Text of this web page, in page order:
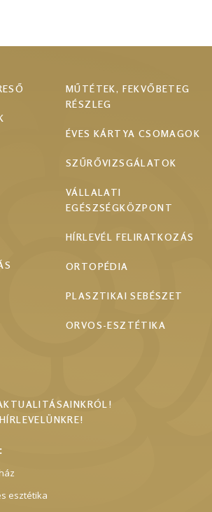
MŰTÉTEK, FEKVŐBETEG
RÉSZLEG
ÉVES KÁRTYA CSOMAGOK
SZŰRŐVIZSGÁLATOK
VÁLLALATI
EGÉSZSÉGKÖZPONT
HÍRLEVÉL FELIRATKOZÁS
ORTOPÉDIA
PLASZTIKAI SEBÉSZET
ORVOS-ESZTÉTIKA
esztétika